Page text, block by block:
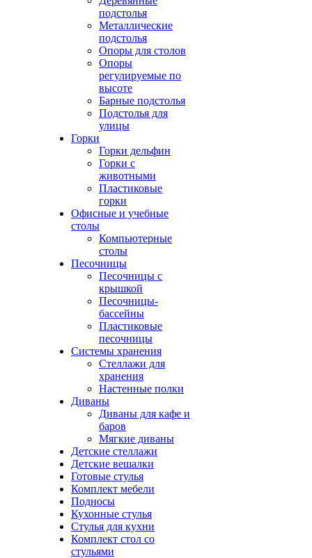
подстолья
Металлические
подстолья
Опоры для столов
Опоры
регулируемые по
высоте
Барные подстолья
Подстолья для
улицы
Горки
Горки дельфин
Горки с
животными
Пластиковые
горки
Офисные и учебные
столы
Компьютерные
столы
Песочницы
Песочницы с
крышкой
Песочницы-
бассейны
Пластиковые
песочницы
Системы хранения
Стеллажи для
хранения
Настенные полки
Диваны
Диваны для кафе и
баров
Мягкие диваны
Детские стеллажи
Детские вешалки
Готовые стулья
Комплект мебели
Подносы
Кухонные стулья
Стулья для кухни
Комплект стол со
стульями